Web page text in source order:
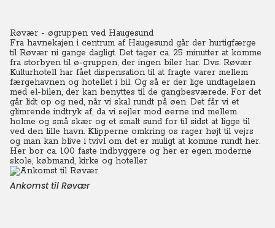
Røvær - øgruppen ved Haugesund
Fra havnekajen i centrum af Haugesund går der hurtigfærge
til Røvær ni gange dagligt. Det tager ca. 25 minutter at komme
fra storbyen til ø-gruppen, der ingen biler har. Dvs. Røvær
Kulturhotell har fået dispensation til at fragte varer mellem
færgehavnen og hotellet i bil. Og så er der lige undtagelsen
med el-bilen, der kan benyttes til de gangbesværede. For det
går lidt op og ned, når vi skal rundt på øen. Det får vi et
glimrende indtryk af, da vi sejler mod øerne ind mellem
holme og små skær og et smalt sund for til sidst at ligge til
ved den lille havn. Klipperne omkring os rager højt til vejrs
og man kan blive i tvivl om det er muligt at komme rundt her.
Her bor ca. 100 faste indbyggere og her er egen moderne
skole, købmand, kirke og hoteller
Ankomst til Røvær